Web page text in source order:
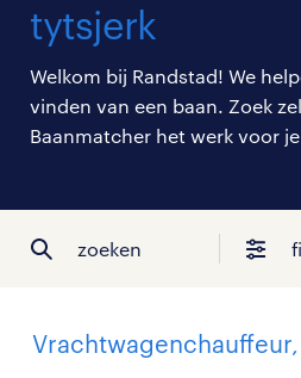
tytsjerk
Welkom bij Randstad! We
vinden van een baan. Zoek
Baanmatcher het werk voor
zoeken